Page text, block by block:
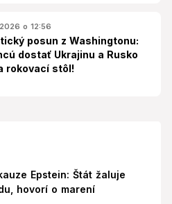
o 12:56
posun z Washingtonu:
dostať Ukrajinu a Rusko
rokovací stôl!
Epstein: Štát žaluje
hovorí o marení